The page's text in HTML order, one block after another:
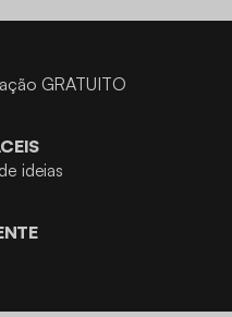
GRATUITO
ideias